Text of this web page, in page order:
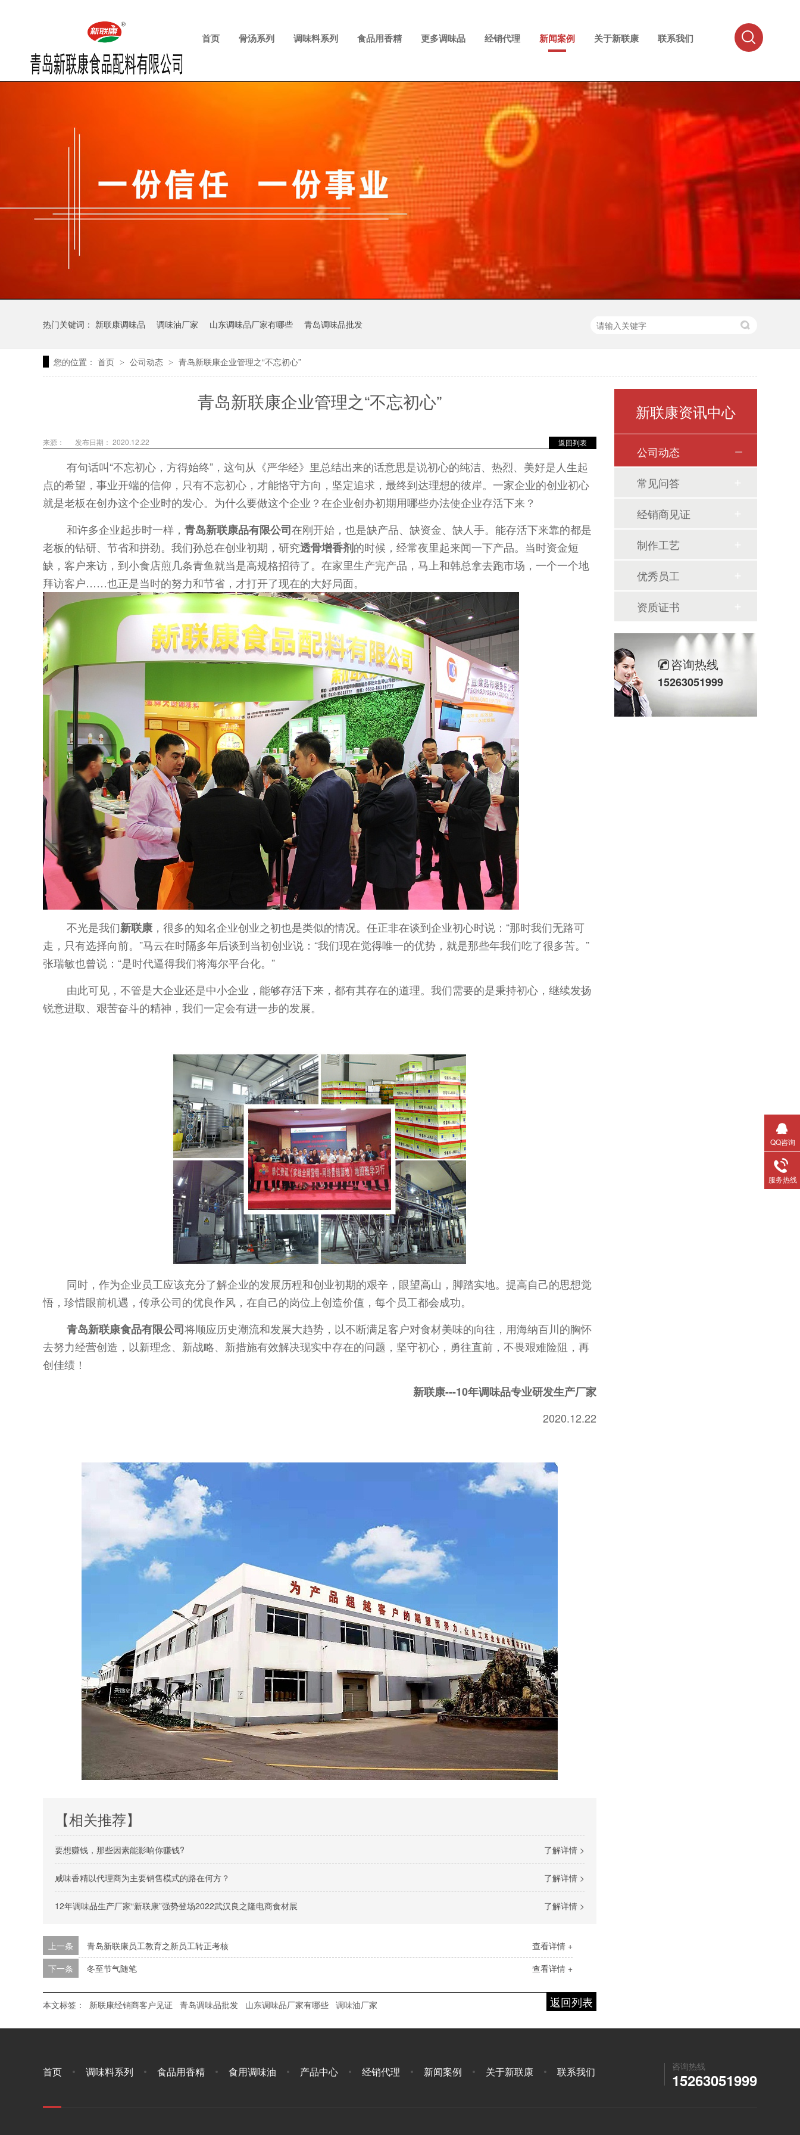
首页 骨汤系列 调味料系列 食品用香精 更多调味品 经销代理 新闻案例 关于新联康 联系我们
热门关键词： 新联康调味品 调味油厂家 山东调味品厂家有哪些 青岛调味品批发
您的位置： 首页 > 公司动态 > 青岛新联康企业管理之“不忘初心”
青岛新联康企业管理之“不忘初心”
返回列表
来源： 发布日期： 2020.12.22
有句话叫“不忘初心，方得始终”，这句从《严华经》里总结出来的话意思是说初心的纯洁、热烈、美好是人生起
点的希望，事业开端的信仰，只有不忘初心，才能恪守方向，坚定追求，最终到达理想的彼岸。一家企业的创业初心
就是老板在创办这个企业时的发心。为什么要做这个企业？在企业创办初期用哪些办法使企业存活下来？
和许多企业起步时一样， 青岛新联康品有限公司在刚开始，也是缺产品、缺资金、缺人手。能存活下来靠的都是
老板的钻研、节省和拼劲。我们孙总在创业初期，研究透骨增香剂的时候，经常夜里起来闻一下产品。当时资金短
缺，客户来访，到小食店煎几条青鱼就当是高规格招待了。在家里生产完产品，马上和韩总拿去跑市场，一个一个地
拜访客户……也正是当时的努力和节省，才打开了现在的大好局面。
不光是我们新联康 ，很多的知名企业创业之初也是类似的情况。任正非在谈到企业初心时说：“那时我们无路可
走，只有选择向前。”马云在时隔多年后谈到当初创业说：“我们现在觉得唯一的优势，就是那些年我们吃了很多苦。”
张瑞敏也曾说：“是时代逼得我们将海尔平台化。”
由此可见，不管是大企业还是中小企业，能够存活下来，都有其存在的道理。我们需要的是秉持初心，继续发扬
锐意进取、艰苦奋斗的精神，我们一定会有进一步的发展。
同时，作为企业员工应该充分了解企业的发展历程和创业初期的艰辛，眼望高山，脚踏实地。提高自己的思想觉
悟，珍惜眼前机遇，传承公司的优良作风，在自己的岗位上创造价值，每个员工都会成功。
青岛新联康食品有限公司将顺应历史潮流和发展大趋势，以不断满足客户对食材美味的向往，用海纳百川的胸怀
去努力经营创造，以新理念、新战略、新措施有效解决现实中存在的问题，坚守初心，勇往直前，不畏艰难险阻，再
创佳绩！
新联康---10年调味品专业研发生产厂家
2020.12.22
【相关推荐】
了解详情 >
要想赚钱，那些因素能影响你赚钱?
了解详情 >
咸味香精以代理商为主要销售模式的路在何方？
了解详情 >
12年调味品生产厂家“新联康”强势登场2022武汉良之隆电商食材展
查看详情 +
上一条
青岛新联康员工教育之新员工转正考核
查看详情 +
下一条 冬至节气随笔
返回列表
本文标签： 新联康经销商客户见证 青岛调味品批发 山东调味品厂家有哪些 调味油厂家
新联康资讯中心
公司动态
常见问答
经销商见证
制作工艺
优秀员工
资质证书
咨询热线
15263051999
首页 调味料系列 食品用香精 食用调味油 产品中心 经销代理 新闻案例 关于新联康 联系我们 咨询热线
15263051999
QQ咨询
服务热线